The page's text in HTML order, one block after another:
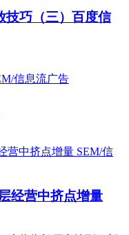
技巧（三）百度信
信息流广告
SEM/信
经营中挤点增量